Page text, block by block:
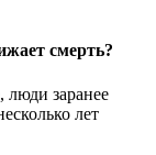
смерть?
люди заранее
лет